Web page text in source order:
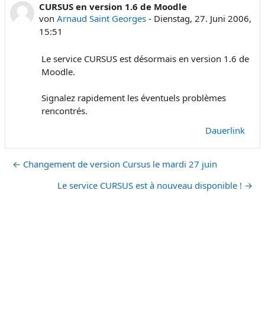
CURSUS en version 1.6 de Moodle
von Arnaud Saint Georges- Dienstag, 27. Juni 2006,
15:51
Anzahl Antworten: 0
Le service CURSUS est désormais en version 1.6 de
Moodle.
Signalez rapidement les éventuels problèmes
rencontrés.
Dauerlink
← Changement de version Cursus le mardi 27 juin
Le service CURSUS est à nouveau disponible ! →